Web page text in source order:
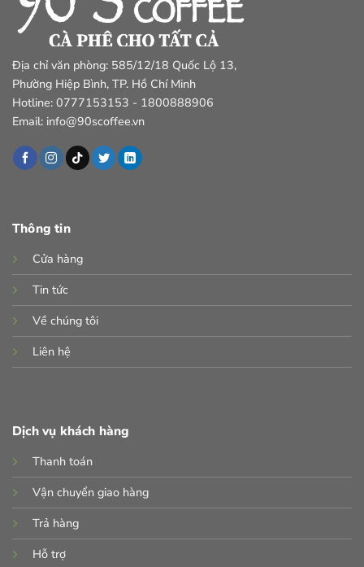
Địa chỉ văn phòng: 585/12/18 Quốc Lộ 13,
Phường Hiệp Bình, TP. Hồ Chí Minh
Hotline: 0777153153 - 1800888906
Email: info@90scoffee.vn
Thông tin
Cửa hàng
Tin tức
Về chúng tôi
Liên hệ
Dịch vụ khách hàng
Thanh toán
Vận chuyển giao hàng
Trả hàng
Hỗ trợ